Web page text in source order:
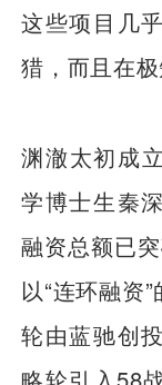
这些项目几
猎，而且在
渊澈太初成
学博士生秦
融资总额已
以“连环融资
轮由蓝驰创